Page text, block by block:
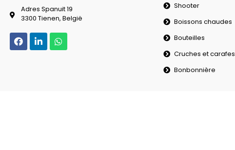
Adres Spanuit 19
3300 Tienen, België
Shooter
Boissons chaudes
Bouteilles
Cruches et carafes
Bonbonnière